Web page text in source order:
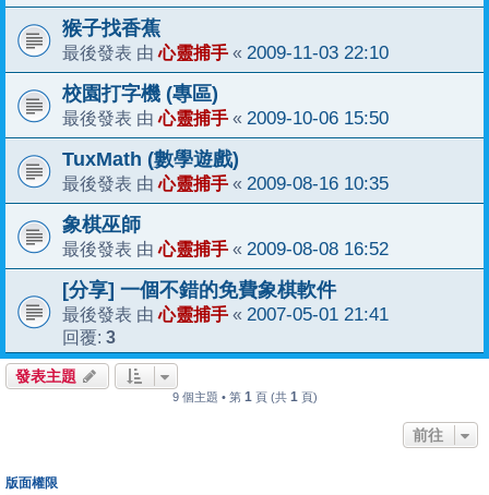
猴子找香蕉
最後發表 由心靈捕手 « 2009-11-03 22:10
校園打字機 (專區)
最後發表 由心靈捕手 « 2009-10-06 15:50
TuxMath (數學遊戲)
最後發表 由心靈捕手 « 2009-08-16 10:35
象棋巫師
最後發表 由心靈捕手 « 2009-08-08 16:52
[分享] 一個不錯的免費象棋軟件
最後發表 由心靈捕手 « 2007-05-01 21:41
回覆: 3
發表主題
9 個主題 • 第 1 頁 (共 1 頁)
前往
版面權限